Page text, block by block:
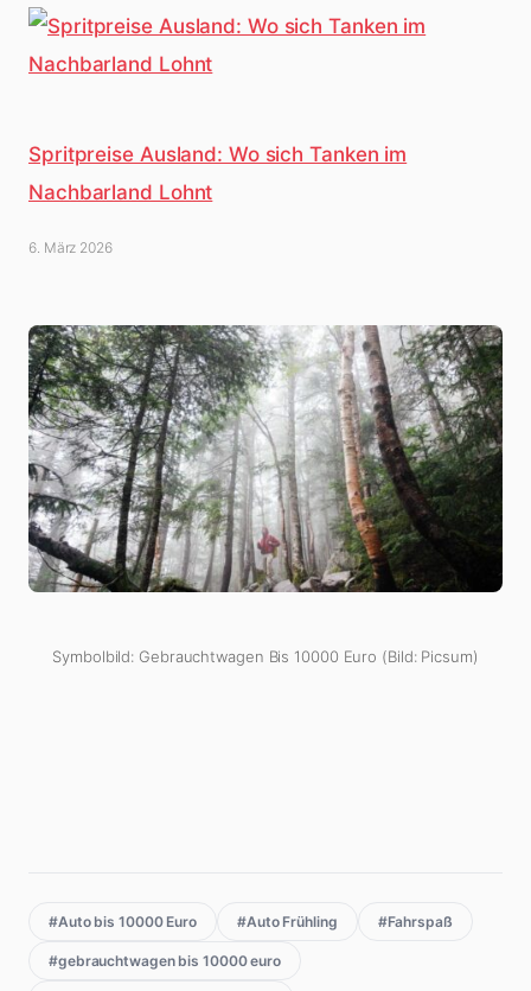
Spritpreise Ausland: Wo sich Tanken im
Nachbarland Lohnt
6. März 2026
Symbolbild: Gebrauchtwagen Bis 10000 Euro (Bild: Picsum)
#Auto bis 10000 Euro #Auto Frühling #Fahrspaß
#gebrauchtwagen bis 10000 euro